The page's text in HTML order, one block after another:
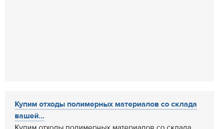
Купим отходы полимерных материалов со склада
вашей...